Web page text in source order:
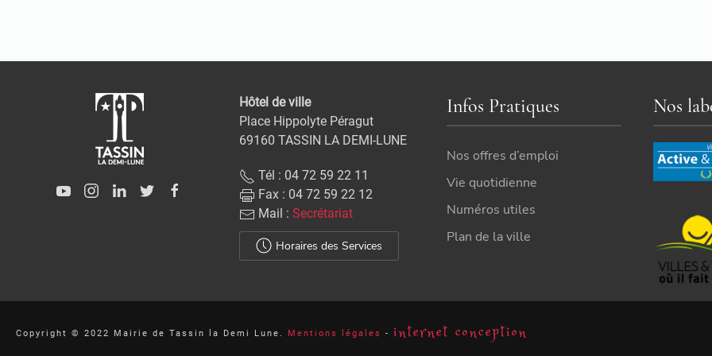
Hôtel de ville
Place Hippolyte Péragut
69160 TASSIN LA DEMI-LUNE
Tél : 04 72 59 22 11
Fax : 04 72 59 22 12
Mail : Secrétariat
Horaires des Services
Infos Pratiques
Nos offres d’emploi
Vie quotidienne
Numéros utiles
Plan de la ville
Nos
Copyright © 2022 Mairie de Tassin la Demi Lune. Mentions légales - internet conception